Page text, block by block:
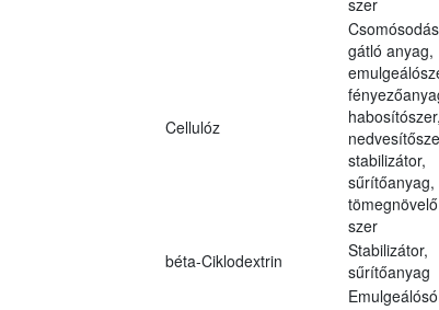
Cellulóz
gátló anyag,
habosítószer,
stabilizátor,
sűrítőanyag,
tömegnövelő
szer
béta-Ciklodextrin
Stabilizátor,
sűrítőanyag